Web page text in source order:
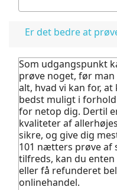
Er det bedre at
Som udgangspunkt
prøve noget, før man
alt, hvad vi kan for,
bedst muligt i
for netop dig. Dertil
kvaliteter af
sikre, og give dig
101 nætters prøve af
tilfreds, kan du
eller få refunderet
onlinehandel.